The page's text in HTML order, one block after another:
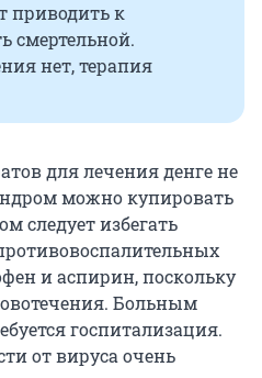
приводить к
смертельной.
нет, терапия
для лечения денге не
можно купировать
следует избегать
и аспирин, поскольку
Больным
госпитализация.
от вируса очень